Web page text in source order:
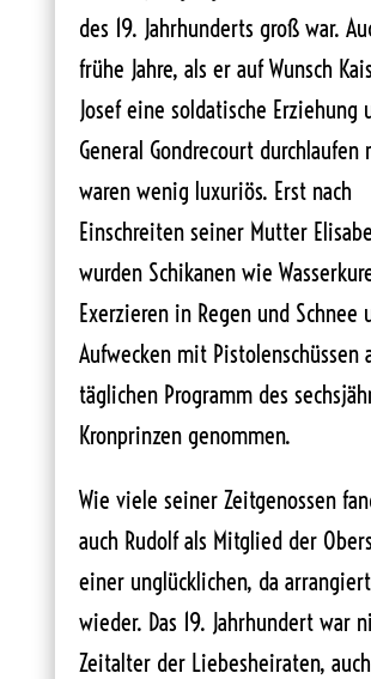
des 19. Jahrhunderts groß war.
frühe Jahre, als er auf Wunsch
Josef eine soldatische Erziehung
General Gondrecourt durchlaufen
waren wenig luxuriös. Erst nach
Einschreiten seiner Mutter
wurden Schikanen wie
Exerzieren in Regen und Schnee
Aufwecken mit Pistolenschüssen
täglichen Programm des
Kronprinzen genommen.
Wie viele seiner Zeitgenossen
auch Rudolf als Mitglied der
einer unglücklichen, da
wieder. Das 19. Jahrhundert war
Zeitalter der Liebesheiraten,